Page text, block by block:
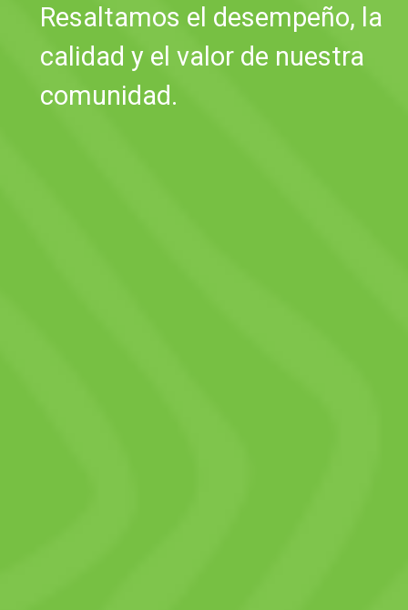
Resaltamos el desempeño, la
calidad y el valor de nuestra
comunidad.